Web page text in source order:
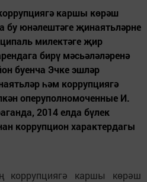
каршы көрәш
юнәлештәге җинаятьләрне
милектәге җир
бирү мәсьәләләренә
буенча Эчке эшләр
һәм коррупциягә
оперуполномоченные И.
2014 елда бүлек
коррупцион характердагы
коррупциягә каршы көрәш